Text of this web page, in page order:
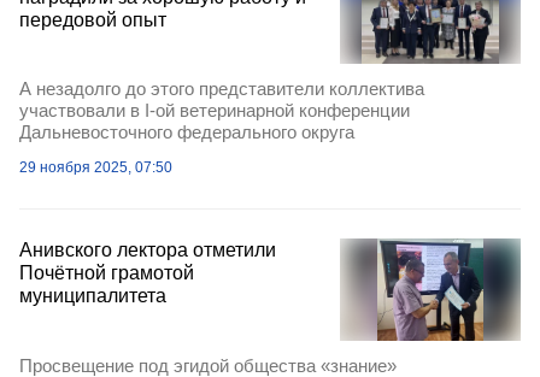
передовой опыт
А незадолго до этого представители коллектива
участвовали в I-ой ветеринарной конференции
Дальневосточного федерального округа
29 ноября 2025, 07:50
Анивского лектора отметили
Почётной грамотой
муниципалитета
Просвещение под эгидой общества «знание»